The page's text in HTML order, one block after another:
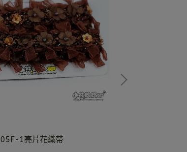
05F-1亮片花織帶